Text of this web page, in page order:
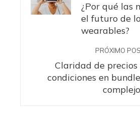
¿Por qué las
el futuro de
wearables?
PRÓXIMO
Claridad de precios
condiciones en